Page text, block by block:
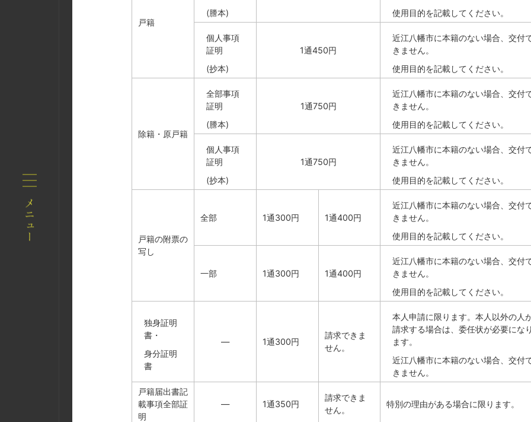
戸籍
(謄本)
使用目的を記載してください。
個人事項
証明
(抄本)
1通450円
近江八幡市に本籍のない場合、交付
きません。
使用目的を記載してください。
除籍・原戸籍
全部事項
証明
(謄本)
1通750円
近江八幡市に本籍のない場合、交付
きません。
使用目的を記載してください。
個人事項
証明
(抄本)
1通750円
近江八幡市に本籍のない場合、交付
きません。
使用目的を記載してください。
戸籍の附票の
写し
全部 1通300円 1通400円
近江八幡市に本籍のない場合、交付
きません。
使用目的を記載してください。
一部 1通300円 1通400円
近江八幡市に本籍のない場合、交付
きません。
使用目的を記載してください。
独身証明
書・
身分証明
書
― 1通300円
請求できま
せん。
本人申請に限ります。本人以外の人
請求する場合は、委任状が必要になり
ます。
近江八幡市に本籍のない場合、交付
きません。
戸籍届出書記
載事項全部証
明
― 1通350円
請求できま
せん。
特別の理由がある場合に限ります。